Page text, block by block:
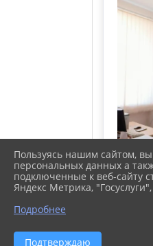
Пользуясь нашим сайтом,
персональных данных а
подключенные к веб-сайту
Яндекс Метрика,
Подробнее
Подтверждаю